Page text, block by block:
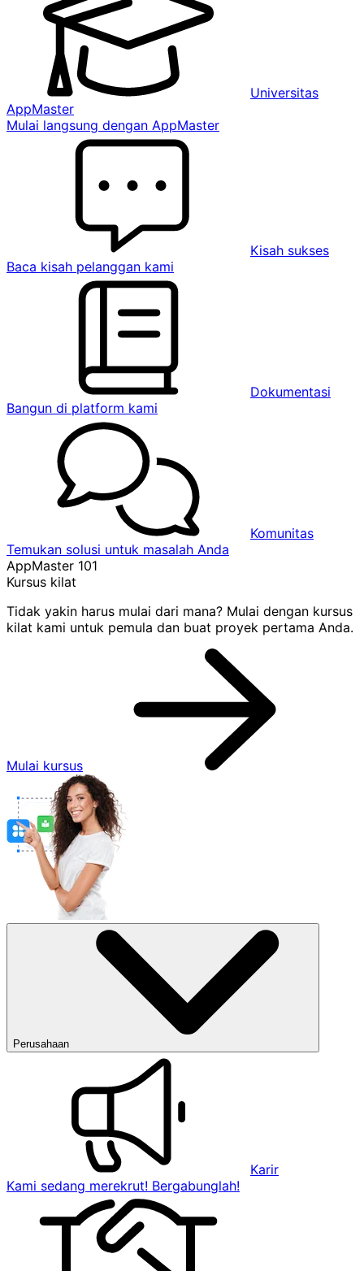
Universitas
AppMaster
Mulai langsung dengan AppMaster
Kisah sukses
Baca kisah pelanggan kami
Dokumentasi
Bangun di platform kami
Komunitas
Temukan solusi untuk masalah Anda
AppMaster 101
Kursus kilat
Tidak yakin harus mulai dari mana? Mulai dengan kursus
kilat kami untuk pemula dan buat proyek pertama Anda.
Mulai kursus
Perusahaan
Karir
Kami sedang merekrut! Bergabunglah!